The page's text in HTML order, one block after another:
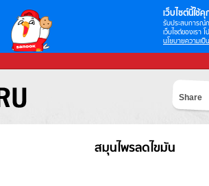
เว็บไซต์นี้ใช้คุ
รับประสบการณ์
เว็บไซต์ของเรา
นโยบายความเป็
Share
สมุนไพรลดไขมัน